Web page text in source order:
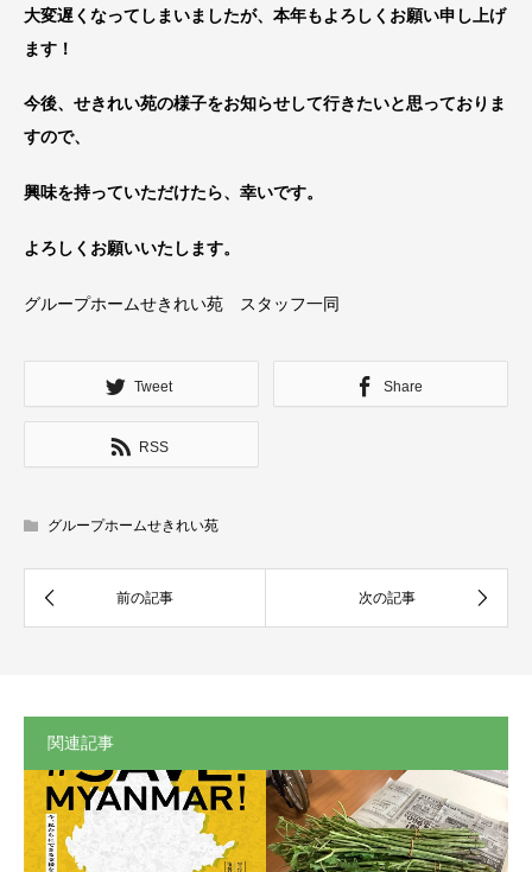
大変遅くなってしまいましたが、本年もよろしくお願い申し上げ
ます！
今後、せきれい苑の様子をお知らせして行きたいと思っておりま
すので、
興味を持っていただけたら、幸いです。
よろしくお願いいたします。
グループホームせきれい苑 スタッフ一同
Tweet Share
RSS
グループホームせきれい苑
関連記事